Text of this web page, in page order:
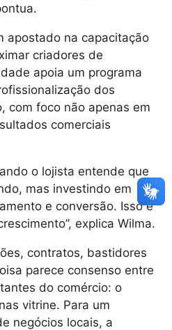
apostado na capacitação
criadores de
apoia um programa
dos
com foco não apenas em
comerciais
o lojista entende que
mas investindo em
e conversão. Isso é
explica Wilma.
contratos, bastidores
parece consenso entre
do comércio: o
vitrine. Para um
negócios locais, a